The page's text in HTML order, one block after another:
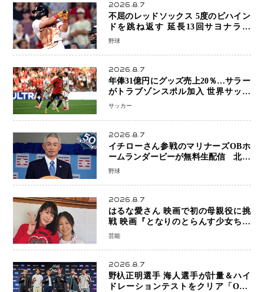
2026.8.7
不屈のレッドソックス 5度のビハイン
ドを跳ね返す 延長13回サヨナラ勝
ち 吉田正尚選手も2安打1打点で貢献 4
野球
2026.8.7
年俸31億円にグッズ売上20％…サラー
がトラブゾンスポル加入 世界サッカ
ーは「五大リーグ一強」から新時代へ
サッカー
2026.8.7
イチローさん参戦のマリナーズOBホ
ームランダービーが無料生配信 北米
ならではの“魅せる興行”に世界が注目
野球
2026.8.7
はるな愛さん 映画で初の母親役に挑
戦 映画『となりのとらんす少女ちゃ
ん』11月7日公開 未来の自分との対話
芸能
2026.8.7
野杁正明選手 海人選手が計量＆ハイ
ドレーションテストをクリア「ONE